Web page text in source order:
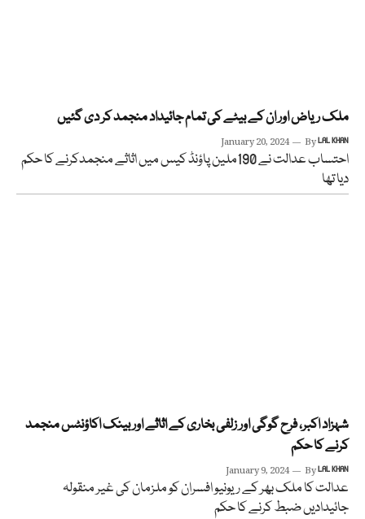
ملک ریاض اور ان کے بیٹے کی تمام جائیداد منجمد کر دی گئیں
January 20, 2024 ByLAL KHAN
احتساب عدالت نے 190ملین پاؤنڈ کیس میں اثاثے منجمدکرنے کا حکم
دیا تھا
شہزاد اکبر، فرح گوگی اور زلفی بخاری کے اثاثے اور بینک اکاؤنٹس منجمد
کرنے کا حکم
January 9, 2024 ByLAL KHAN
عدالت کا ملک بھر کے ریونیو افسران کو ملزمان کی غیر منقولہ
جائیدادیں ضبط کرنے کا حکم